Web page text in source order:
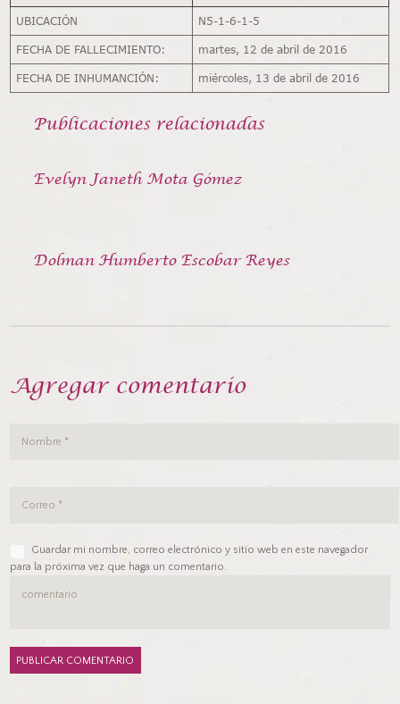
UBICACIÓN N5-1-6-1-5
FECHA DE FALLECIMIENTO: martes, 12 de abril de 2016
FECHA DE INHUMANCIÓN: miércoles, 13 de abril de 2016
Publicaciones relacionadas
Evelyn Janeth Mota Gómez
Dolman Humberto Escobar Reyes
Agregar comentario
Guardar mi nombre, correo electrónico y sitio web en este navegador
para la próxima vez que haga un comentario.